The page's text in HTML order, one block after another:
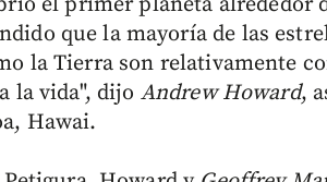
que la mayoría de las
la Tierra son relativamente
la vida", dijo Andrew Howard,
Hawai.